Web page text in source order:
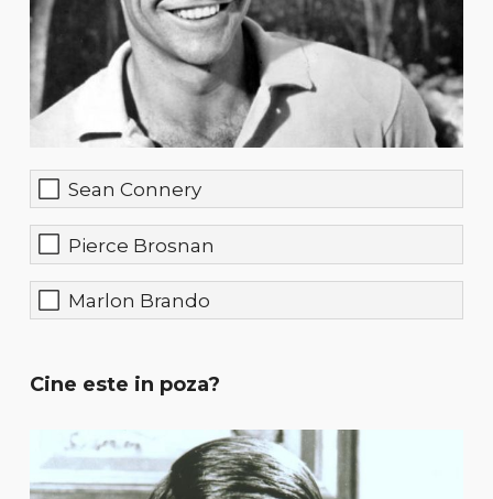
Sean Connery
Pierce Brosnan
Marlon Brando
Cine este in poza?